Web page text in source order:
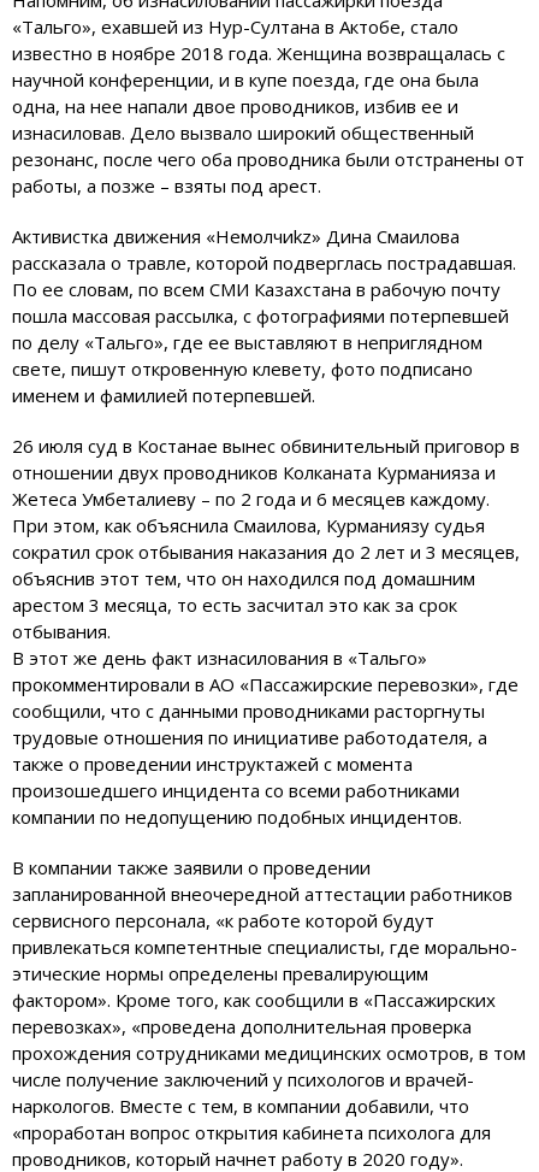
«Тальго», ехавшей из Нур-Султана в Актобе, стало
известно в ноябре 2018 года. Женщина возвращалась с
научной конференции, и в купе поезда, где она была
одна, на нее напали двое проводников, избив ее и
изнасиловав. Дело вызвало широкий общественный
резонанс, после чего оба проводника были отстранены от
работы, а позже – взяты под арест.
Активистка движения «Немолчиkz» Дина Смаилова
рассказала о травле, которой подверглась пострадавшая.
По ее словам, по всем СМИ Казахстана в рабочую почту
пошла массовая рассылка, с фотографиями потерпевшей
по делу «Тальго», где ее выставляют в неприглядном
свете, пишут откровенную клевету, фото подписано
именем и фамилией потерпевшей.
26 июля суд в Костанае вынес обвинительный приговор в
отношении двух проводников Колканата Курманияза и
Жетеса Умбеталиеву – по 2 года и 6 месяцев каждому.
При этом, как объяснила Смаилова, Курманиязу судья
сократил срок отбывания наказания до 2 лет и 3 месяцев,
объяснив этот тем, что он находился под домашним
арестом 3 месяца, то есть засчитал это как за срок
отбывания.
В этот же день факт изнасилования в «Тальго»
прокомментировали в АО «Пассажирские перевозки», где
сообщили, что с данными проводниками расторгнуты
трудовые отношения по инициативе работодателя, а
также о проведении инструктажей с момента
произошедшего инцидента со всеми работниками
компании по недопущению подобных инцидентов.
В компании также заявили о проведении
запланированной внеочередной аттестации работников
сервисного персонала, «к работе которой будут
привлекаться компетентные специалисты, где морально-
этические нормы определены превалирующим
фактором». Кроме того, как сообщили в «Пассажирских
перевозках», «проведена дополнительная проверка
прохождения сотрудниками медицинских осмотров, в том
числе получение заключений у психологов и врачей-
наркологов. Вместе с тем, в компании добавили, что
«проработан вопрос открытия кабинета психолога для
проводников, который начнет работу в 2020 году».